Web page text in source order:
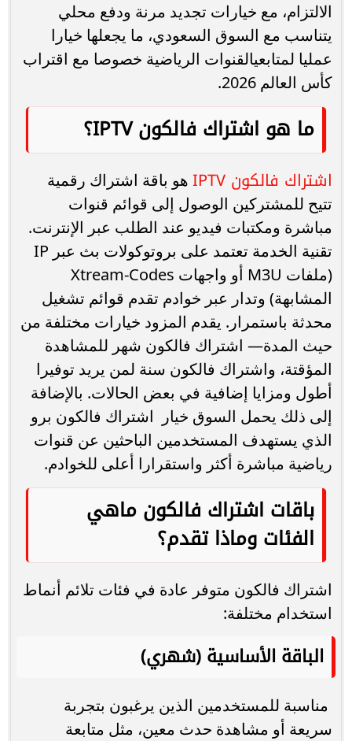
الالتزام، مع خيارات تجديد مرنة ودفع محلي
يتناسب مع السوق السعودي، ما يجعلها خيارا
عمليا لمتابعيالقنوات الرياضية خصوصا مع اقتراب
كأس العالم 2026.
ما هو اشتراك فالكون IPTV؟
اشتراك فالكون IPTV
هو باقة اشتراك رقمية
تتيح للمشتركين الوصول إلى قوائم قنوات
مباشرة ومكتبات فيديو عند الطلب عبر الإنترنت.
تقنية الخدمة تعتمد على بروتوكولات بث عبر IP
(ملفات M3U أو واجهات Xtream-Codes
المشابهة) وتدار عبر خوادم تقدم قوائم تشغيل
محدثة باستمرار. يقدم المزود خيارات مختلفة من
حيث المدة— اشتراك فالكون شهر للمشاهدة
المؤقتة، واشتراك فالكون سنة لمن يريد توفيرا
أطول ومزايا إضافية في بعض الحالات. بالإضافة
إلى ذلك يحمل السوق خيار اشتراك فالكون برو
الذي يستهدف المستخدمين الباحثين عن قنوات
رياضية مباشرة أكثر واستقرارا أعلى للخوادم.
باقات اشتراك فالكون ماهي
الفئات وماذا تقدم؟
اشتراك فالكون متوفر عادة في فئات تلائم أنماط
استخدام مختلفة:
الباقة الأساسية (شهري)
مناسبة للمستخدمين الذين يرغبون بتجربة
سريعة أو مشاهدة حدث معين، مثل متابعة